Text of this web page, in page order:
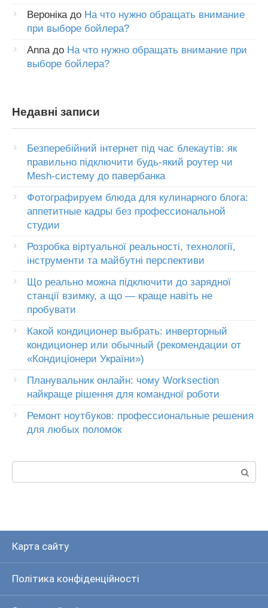
Веронікадо На что нужно обращать внимание
при выборе бойлера?
Annaдо На что нужно обращать внимание при
выборе бойлера?
Недавні записи
Безперебійний інтернет під час блекаутів: як
правильно підключити будь-який роутер чи
Mesh-систему до павербанка
Фотографируем блюда для кулинарного блога:
аппетитные кадры без профессиональной
студии
Розробка віртуальної реальності, технології,
інструменти та майбутні перспективи
Що реально можна підключити до зарядної
станції взимку, а що — краще навіть не
пробувати
Какой кондиционер выбрать: инверторный
кондиционер или обычный (рекомендации от
«Кондиціонери України»)
Планувальник онлайн: чому Worksection
найкраще рішення для командної роботи
Ремонт ноутбуков: профессиональные решения
для любых поломок
Карта сайту
Політика конфіденційності